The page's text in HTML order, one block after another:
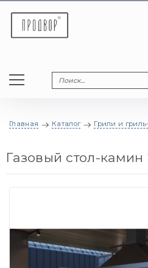
Главная Каталог Грили и
Газовый стол-камин